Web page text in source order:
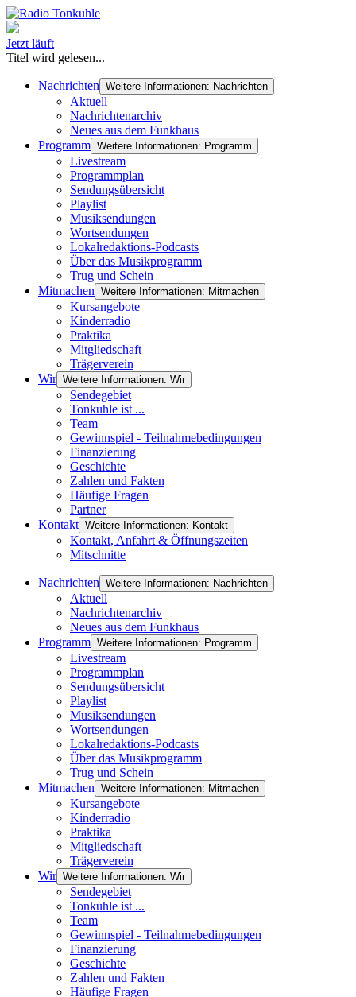
Jetzt läuft
Titel wird gelesen...
Nachrichten Weitere Informationen: Nachrichten
Aktuell
Nachrichtenarchiv
Neues aus dem Funkhaus
Programm Weitere Informationen: Programm
Livestream
Programmplan
Sendungsübersicht
Playlist
Musiksendungen
Wortsendungen
Lokalredaktions-Podcasts
Über das Musikprogramm
Trug und Schein
Mitmachen Weitere Informationen: Mitmachen
Kursangebote
Kinderradio
Praktika
Mitgliedschaft
Trägerverein
Wir Weitere Informationen: Wir
Sendegebiet
Tonkuhle ist ...
Team
Gewinnspiel - Teilnahmebedingungen
Finanzierung
Geschichte
Zahlen und Fakten
Häufige Fragen
Partner
Kontakt Weitere Informationen: Kontakt
Kontakt, Anfahrt & Öffnungszeiten
Mitschnitte
Nachrichten Weitere Informationen: Nachrichten
Aktuell
Nachrichtenarchiv
Neues aus dem Funkhaus
Programm Weitere Informationen: Programm
Livestream
Programmplan
Sendungsübersicht
Playlist
Musiksendungen
Wortsendungen
Lokalredaktions-Podcasts
Über das Musikprogramm
Trug und Schein
Mitmachen Weitere Informationen: Mitmachen
Kursangebote
Kinderradio
Praktika
Mitgliedschaft
Trägerverein
Wir Weitere Informationen: Wir
Sendegebiet
Tonkuhle ist ...
Team
Gewinnspiel - Teilnahmebedingungen
Finanzierung
Geschichte
Zahlen und Fakten
Häufige Fragen